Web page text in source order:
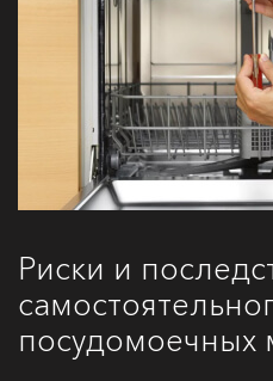
Риски и
посудомоечных